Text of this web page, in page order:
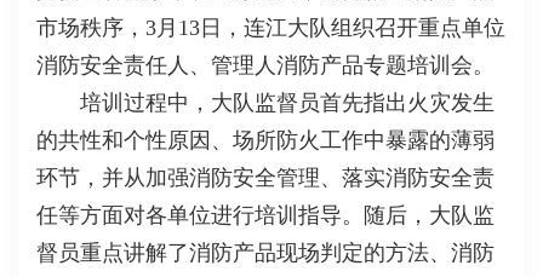
市场秩序，3月13日，连江大队组织召开重点单位
消防安全责任人、管理人消防产品专题培训会。
培训过程中，大队监督员首先指出火灾发生
的共性和个性原因、场所防火工作中暴露的薄弱
环节，并从加强消防安全管理、落实消防安全责
任等方面对各单位进行培训指导。随后，大队监
督员重点讲解了消防产品现场判定的方法、消防